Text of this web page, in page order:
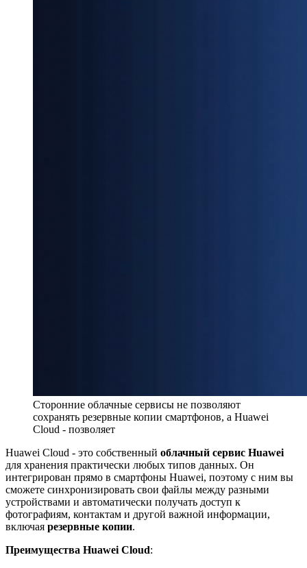
Сторонние облачные сервисы не позволяют
сохранять резервные копии смартфонов, а Huawei
Cloud - позволяет
Huawei Cloud - это собственный облачный сервис Huawei
для хранения практически любых типов данных. Он
интегрирован прямо в смартфоны Huawei, поэтому с ним вы
сможете синхронизировать свои файлы между разными
устройствами и автоматически получать доступ к
фотографиям, контактам и другой важной информации,
включая резервные копии.
Преимущества Huawei Cloud: